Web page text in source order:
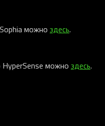
можно здесь.
HyperSense можно здесь.